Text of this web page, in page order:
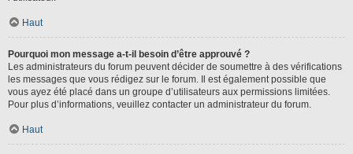
Haut
Pourquoi mon message a-t-il besoin d’être approuvé ?
Les administrateurs du forum peuvent décider de soumettre à des vérifications
les messages que vous rédigez sur le forum. Il est également possible que
vous ayez été placé dans un groupe d’utilisateurs aux permissions limitées.
Pour plus d’informations, veuillez contacter un administrateur du forum.
Haut